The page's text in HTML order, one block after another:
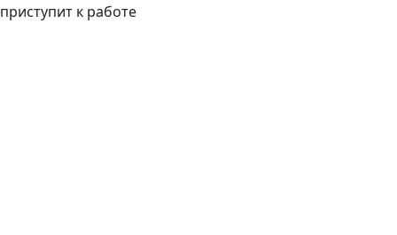
приступит к работе